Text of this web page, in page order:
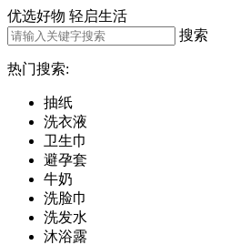
优选好物 轻启生活
搜索
热门搜索:
抽纸
洗衣液
卫生巾
避孕套
牛奶
洗脸巾
洗发水
沐浴露